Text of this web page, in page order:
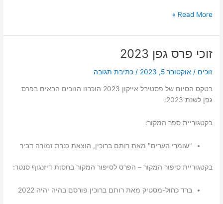
Geffen
winners
Read More »
זוכי פרס גפן 2023
זוכים /אוקטובר 5, 2023 /כתיבת תגובה
בטקס הסיום של פסטיבל אייקון 2023 הוכרזו הזוכים הבאים בפרס
גפן לשנת 2023:
בקטגוריית ספר המקור:
"שומרי הערים" מאת רותם ברוכין, הוצאת כנרת זמורה דביר
בקטגוריית סיפור המקור – הפרס לסיפור המקור בחסות דיזנגוף סנטר:
ברד כחול-מסטיק מאת רותם ברוכין פורסם בהיה יהיה 2022